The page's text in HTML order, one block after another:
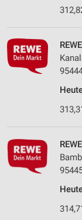
Verwendung
personalisierter
Erstellung von
Messung der
Analyse von
Kombinationen